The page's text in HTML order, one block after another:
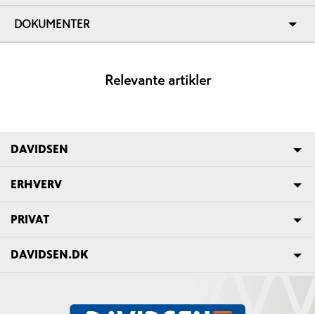
DOKUMENTER
Relevante artikler
DAVIDSEN
ERHVERV
PRIVAT
DAVIDSEN.DK